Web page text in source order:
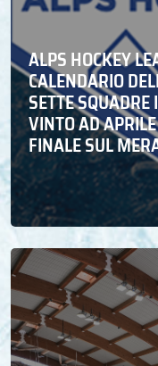
ALPS HOCKEY
CALENDARIO
SETTE
VINTO AD
FINALE SUL